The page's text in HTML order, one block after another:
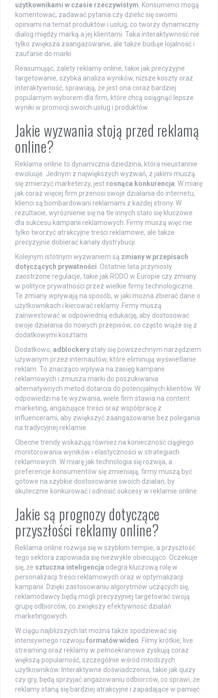
użytkownikami w czasie rzeczywistym . Konsumenci mogą
komentować, zadawać pytania czy dzielić się swoimi
opiniami na temat produktów i usług, co tworzy dynamiczny
dialog między marką a jej klientami. Taka interaktywność nie
tylko zwiększa zaangażowanie, ale także buduje lojalność i
zaufanie do marki.
Reasumując, zalety reklamy online, takie jak precyzyjne
targetowanie, szybka analiza wyników, niższe koszty oraz
interaktywność, sprawiają, że jest ona coraz bardziej
popularnym wyborem dla firm, które chcą osiągnąć lepsze
wyniki w promocji swoich usług i produktów.
Jakie wyzwania stoją przed reklamą
online?
Reklama online to dynamiczna dziedzina, która nieustannie
ewoluuje. Jednym z największych wyzwań, z jakimi muszą
się zmierzyć marketerzy, jest rosnąca konkurencja . W miarę
jak coraz więcej firm przenosi swoje działania do internetu,
klienci są bombardowani reklamami z każdej strony. W
rezultacie, wyróżnienie się na tle innych stało się kluczowe
dla sukcesu kampanii reklamowych. Firmy muszą więc nie
tylko tworzyć atrakcyjne treści reklamowe, ale także
precyzyjnie dobierać kanały dystrybucji.
Kolejnym istotnym wyzwaniem są zmiany w przepisach
dotyczących prywatności . Ostatnie lata przyniosły
zaostrzone regulacje, takie jak RODO w Europie czy zmiany
w polityce prywatności przez wielkie firmy technologiczne.
Te zmiany wpływają na sposób, w jaki można zbierać dane o
użytkownikach i kierować reklamy. Firmy muszą
zainwestować w odpowiednią edukację, aby dostosować
swoje działania do nowych przepisów, co często wiąże się z
dodatkowymi kosztami.
Dodatkowo, adblockerystały się powszechnym narzędziem
używanym przez internautów, które eliminują wyświetlanie
reklam. To znacząco wpływa na zasięg kampanii
reklamowych i zmusza marki do poszukiwania
alternatywnych metod dotarcia do potencjalnych klientów. W
odpowiedzi na te wyzwania, wiele firm stawia na content
marketing, angażujące treści oraz współpracę z
influencerami, aby zwiększyć zaangażowanie bez polegania
na tradycyjnej reklamie.
Obecne trendy wskazują również na konieczność ciągłego
monitorowania wyników i elastyczności w strategiach
reklamowych. W miarę jak technologia się rozwija, a
preferencje konsumentów się zmieniają, firmy muszą być
gotowe na szybkie dostosowanie swoich działań, by
skutecznie konkurować i odnosić sukcesy w reklamie online.
Jakie są prognozy dotyczące
przyszłości reklamy online?
Reklama online rozwija się w szybkim tempie, a przyszłość
tego sektora zapowiada się niezwykle obiecująco. Oczekuje
się, że sztuczna inteligencja odegra kluczową rolę w
personalizacji treści reklamowych oraz w optymalizacji
kampanii. Dzięki zastosowaniu algorytmów uczących się,
reklamodawcy będą mogli precyzyjniej targetować swoją
grupę odbiorców, co zwiększy efektywność działań
marketingowych.
W ciągu najbliższych lat można także spodziewać się
intensywnego rozwoju formatów wideo . Filmy krótkie, live
streaming oraz reklamy w pełnoekranowe zyskują coraz
większą popularność, szczególnie wśród młodszych
użytkowników. Interaktywne doświadczenia, takie jak quizy
czy gry, będą sprzyjać angażowaniu odbiorców, co sprawi, że
reklamy staną się bardziej atrakcyjne i zapadające w pamięć.